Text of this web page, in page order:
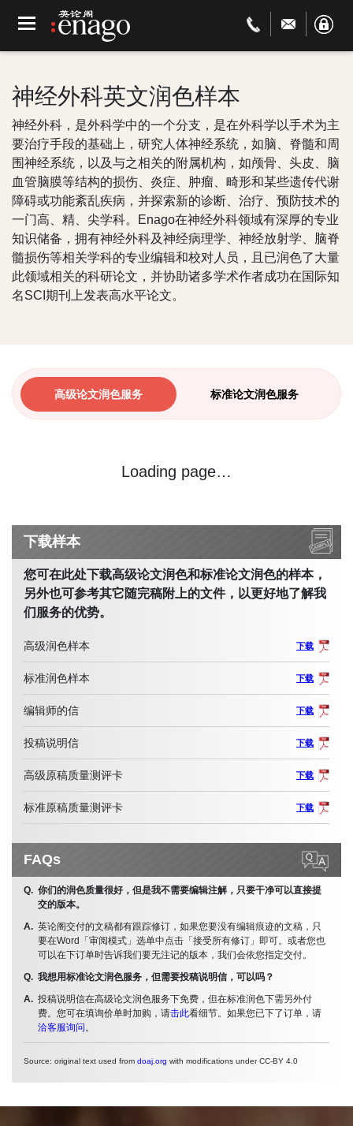
神经外科英文润色样本
神经外科，是外科学中的一个分支，是在外科学以手术为主
要治疗手段的基础上，研究人体神经系统，如脑、脊髓和周
围神经系统，以及与之相关的附属机构，如颅骨、头皮、脑
血管脑膜等结构的损伤、炎症、肿瘤、畸形和某些遗传代谢
障碍或功能紊乱疾病，并探索新的诊断、治疗、预防技术的
一门高、精、尖学科。Enago在神经外科领域有深厚的专业
知识储备，拥有神经外科及神经病理学、神经放射学、脑脊
髓损伤等相关学科的专业编辑和校对人员，且已润色了大量
此领域相关的科研论文，并协助诸多学术作者成功在国际知
名SCI期刊上发表高水平论文。
高级论文润色服务 标准论文润色服务
Loading page…
下载样本
您可在此处下载高级论文润色和标准论文润色的样本，
另外也可参考其它随完稿附上的文件，以更好地了解我
们服务的优势。
高级润色样本 下载
标准润色样本 下载
编辑师的信 下载
投稿说明信 下载
高级原稿质量测评卡 下载
标准原稿质量测评卡 下载
FAQs
你们的润色质量很好，但是我不需要编辑注解，只要干净可以直接提
交的版本。
英论阁交付的文稿都有跟踪修订，如果您要没有编辑痕迹的文稿，只
要在Word「审阅模式」选单中点击「接受所有修订」即可。或者您也
可以在下订单时告诉我们要无注记的版本，我们会依您指定交付。
我想用标准论文润色服务，但需要投稿说明信，可以吗？
投稿说明信在高级论文润色服务下免费，但在标准润色下需另外付
费。您可在填询价单时加购，请击此看细节。如果您已下了订单，请
洽客服询问。
Source: original text used from doaj.org with modifications under CC-BY 4.0